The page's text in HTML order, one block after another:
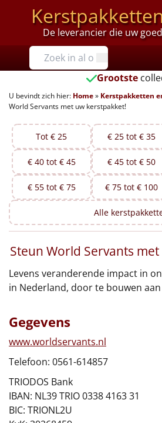
De leverancier die uw
Prijzen
Tot €25
€25 tot €35
€35 tot €40
€40 tot €45
€45 tot €50
€50 tot €55
€75 tot €100
€100 en hoger
Alle kerstpakketten 2026
Thema
Origineel
Rituals
Grootste
U bevindt zich hier: Home» Kerstpakketten
World Servants met uw kerstpakket!
Tot € 25 € 25 tot € 35
€ 40 tot € 45 € 45 tot € 50
€ 55 tot € 75 € 75 tot € 100
Alle
Steun World Servants
Levens veranderende impact in
in Nederland, door te bouwen
Gegevens
www.worldservants.nl
Telefoon: 0561-614857
TRIODOS Bank
IBAN: NL39 TRIO 0338 4163 31
BIC: TRIONL2U